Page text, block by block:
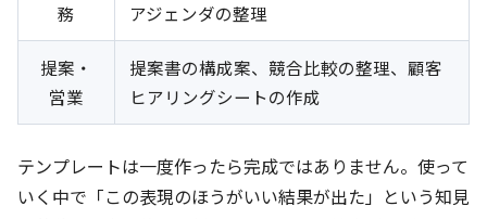
務
アジェンダの整理
提案・
営業
提案書の構成案、競合比較の整理、顧客
ヒアリングシートの作成
テンプレートは一度作ったら完成ではありません。使って
いく中で「この表現のほうがいい結果が出た」という知見